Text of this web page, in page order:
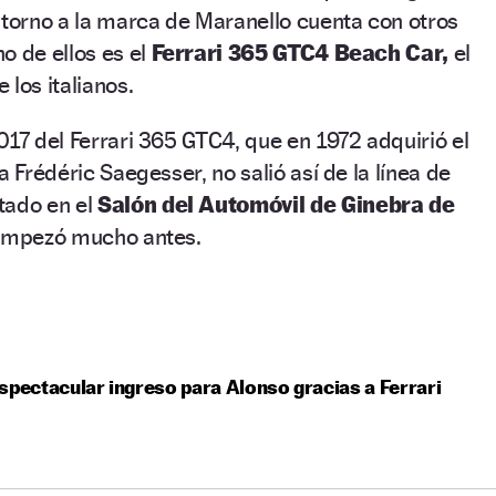
a la marca de Maranello cuenta con otros
de ellos es el Ferrari 365 GTC4 Beach Car, el
los italianos.
del Ferrari 365 GTC4, que en 1972 adquirió el
Frédéric Saegesser, no salió así de la línea de
en el Salón del Automóvil de Ginebra de
mucho antes.
ingreso para Alonso gracias a Ferrari